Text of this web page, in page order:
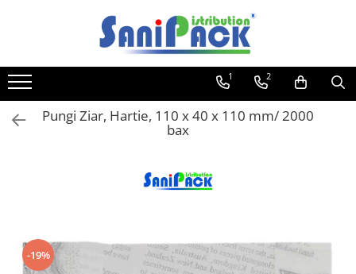
Toate Produsele
Produse de Curatenie
Sapunuri Lichide
Detergenti pentru Rufe
Spalare Manuala
Detergenti Degresanti
1 2
Pungi Ziar, Hartie, 110 x 40 x 110 mm/ 2000
bax
-19%